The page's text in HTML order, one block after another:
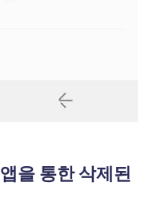
을 통한 삭제된